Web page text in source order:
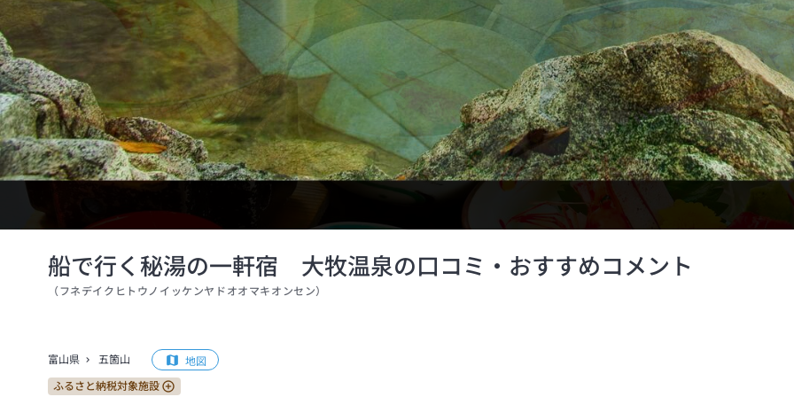
船で行く秘湯の一軒宿 大牧温泉の口コミ・おすすめコメント
（ フネデイクヒトウノイッケンヤドオオマキオンセン）
富山県 五箇山 地図
ふるさと納税対象施設